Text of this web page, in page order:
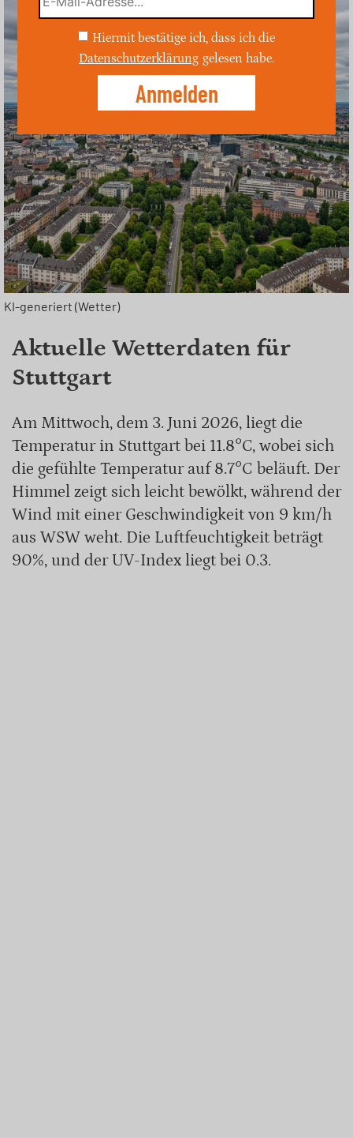
KI-generiert (Wetter)
Aktuelle Wetterdaten für
Stuttgart
Am Mittwoch, dem 3. Juni 2026, liegt die
Temperatur in Stuttgart bei 11.8°C, wobei sich
die gefühlte Temperatur auf 8.7°C beläuft. Der
Himmel zeigt sich leicht bewölkt, während der
Wind mit einer Geschwindigkeit von 9 km/h
aus WSW weht. Die Luftfeuchtigkeit beträgt
90%, und der UV-Index liegt bei 0.3.
Hiermit bestätige ich, dass ich die
Datenschutzerklärung gelesen habe.